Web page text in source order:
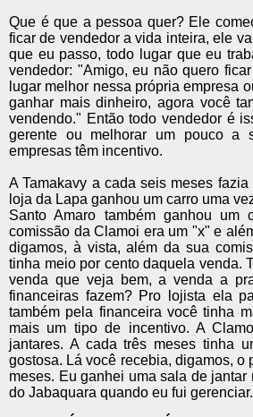
Que é que a pessoa quer? Ele
ficar de vendedor a vida inteira, ele
que eu passo, todo lugar que eu
vendedor: "Amigo, eu não quero
lugar melhor nessa própria empresa
ganhar mais dinheiro, agora você
vendendo." Então todo vendedor é
gerente ou melhorar um pouco a
empresas têm incentivo.
A Tamakavy a cada seis meses
loja da Lapa ganhou um carro uma
Santo Amaro também ganhou
comissão da Clamoi era um "x" e
digamos, à vista, além da sua
tinha meio por cento daquela venda.
venda que veja bem, a venda a
financeiras fazem? Pro lojista ela
também pela financeira você tinha
mais um tipo de incentivo. A
jantares. A cada três meses tinha
gostosa. Lá você recebia, digamos,
meses. Eu ganhei uma sala de
do Jabaquara quando eu fui gerenciar.